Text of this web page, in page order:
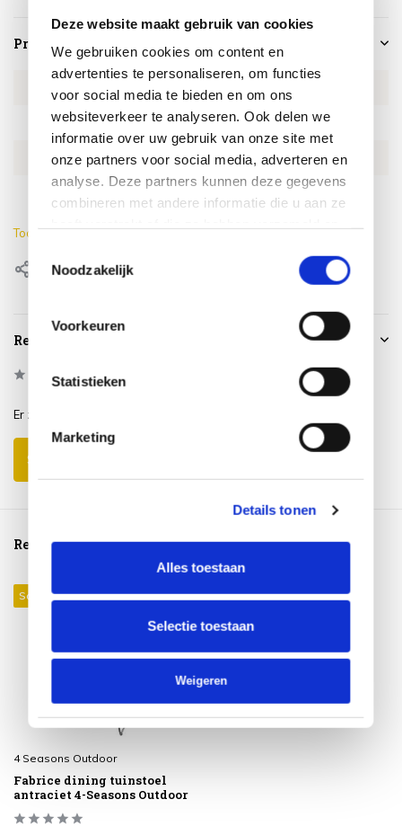
Deze website maakt gebruik van cookies
We gebruiken cookies om content en
advertenties te personaliseren, om functies
voor social media te bieden en om ons
websiteverkeer te analyseren. Ook delen we
informatie over uw gebruik van onze site met
onze partners voor social media, adverteren en
analyse. Deze partners kunnen deze gegevens
combineren met andere informatie die u aan ze
Noodzakelijk
Voorkeuren
Statistieken
Marketing
Details tonen
Alles toestaan
Selectie toestaan
Weigeren
Productspecificaties
Artikelnummer 4SO213825
SKU 4SO213825
EAN 8720087009445
Hoogte armleuning
Toon meer
Delen
Reviews
0 /
Er zijn nog geen reviews geschreven over dit product..
Schrijf je eigen review
Reeds bekeken
Sale 27%
4 Seasons Outdoor
Fabrice dining tuinstoel
antraciet 4-Seasons Outdoor